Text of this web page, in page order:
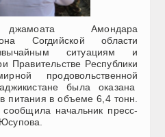
джамоата Амондара
Согдийской области
ситуациям и
Правительстве Республики
продовольственной
была оказана
питания в объеме 6,4 тонн.
начальник пресс-